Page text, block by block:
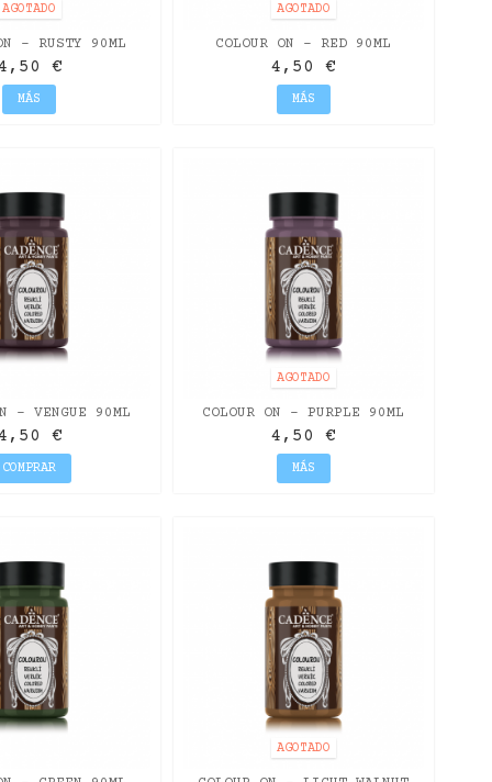
AGOTADO
- RUSTY 90ML
€
MÁS
AGOTADO
COLOUR ON - RED 90ML
4,50 €
MÁS
- VENGUE 90ML
€
COMPRAR
AGOTADO
COLOUR ON - PURPLE 90ML
4,50 €
MÁS
AGOTADO